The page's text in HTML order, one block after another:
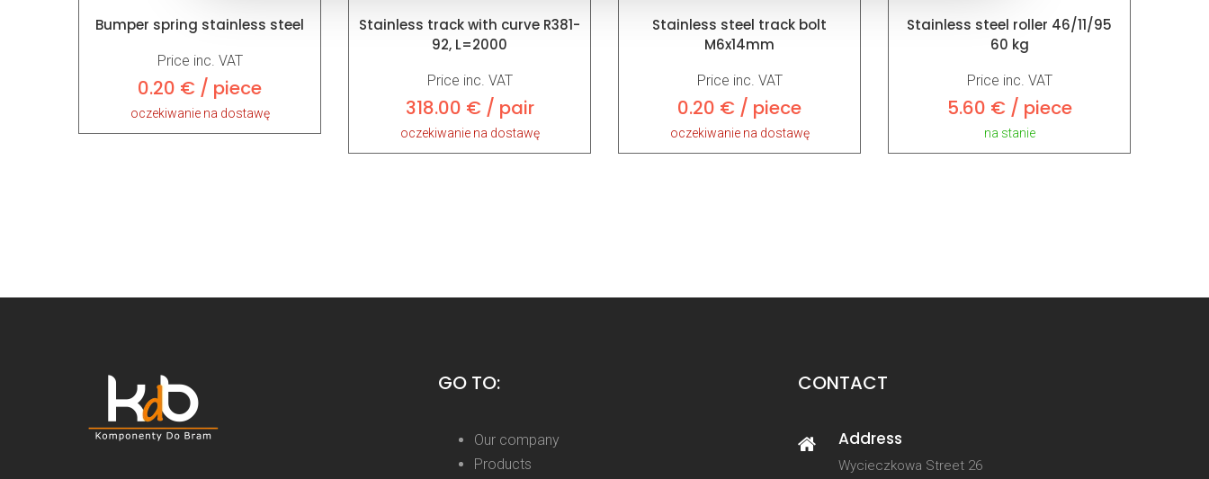
Bumper spring stainless steel
Price inc. VAT
0.20 € / piece
oczekiwanie na dostawę
Stainless track with curve R381-
92, L=2000
Price inc. VAT
318.00 € / pair
oczekiwanie na dostawę
Stainless steel track bolt
M6x14mm
Price inc. VAT
0.20 € / piece
oczekiwanie na dostawę
Stainless steel roller 46/11/95
60 kg
Price inc. VAT
5.60 € / piece
na stanie
GO TO:
Our company
Products
CONTACT
Address
Wycieczkowa Street 26